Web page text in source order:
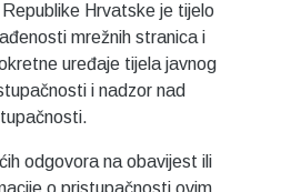
Hrvatske je tijelo
mrežnih stranica i
uređaje tijela javnog
i nadzor nad
odgovora na obavijest ili
o pristupačnosti ovim